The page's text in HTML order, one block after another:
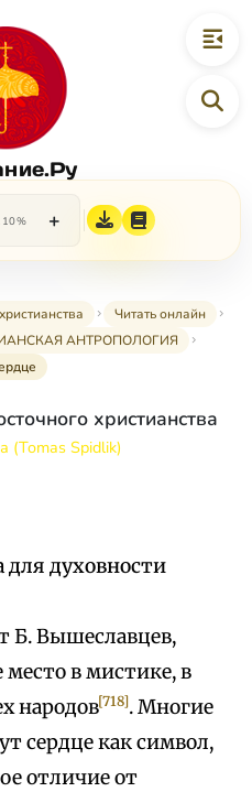
+
Читать онлайн
АНТРОПОЛОГИЯ
христианства
Spidlik)
духовности
Б. Вышеславцев,
в мистике, в
народов[718]. Многие
сердце как символ,
отличие от